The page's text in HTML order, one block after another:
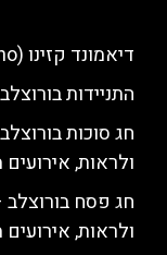
דיאמונד קזינו (Diamond Casino) ורוצלב
התניידות
חג סוכות
ולראות, אירועים
חג פסח
ולראות, אירועים